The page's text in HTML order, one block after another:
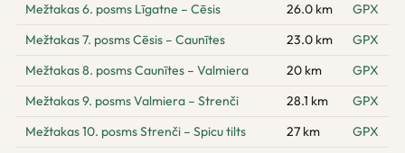
Mežtakas 6. posms Līgatne – Cēsis
26.0 km
GPX
Mežtakas 7. posms Cēsis – Caunītes
23.0 km
GPX
Mežtakas 8. posms Caunītes – Valmiera
20 km
GPX
Mežtakas 9. posms Valmiera – Strenči
28.1 km
GPX
Mežtakas 10. posms Strenči – Spicu tilts
27 km
GPX